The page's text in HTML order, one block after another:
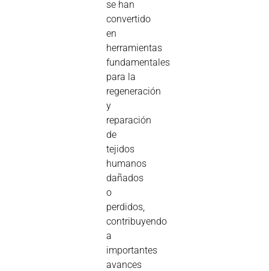
se han
convertido
en
herramientas
fundamentales
para la
regeneración
y
reparación
de
tejidos
humanos
dañados
o
perdidos,
contribuyendo
a
importantes
avances